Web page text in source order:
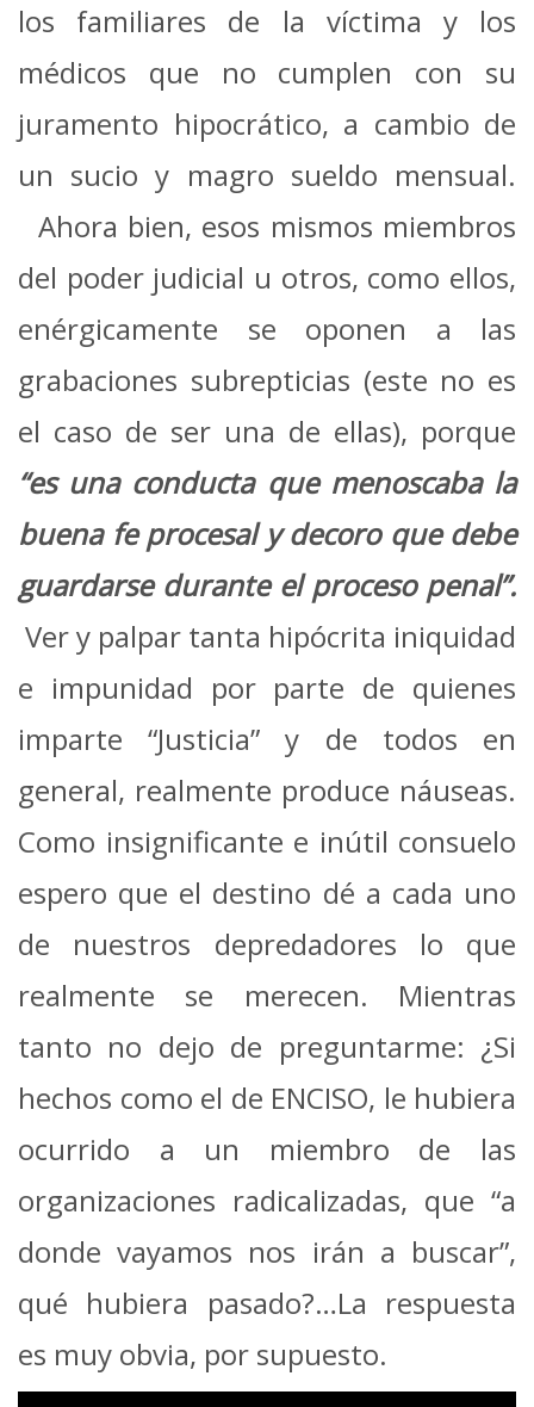
los familiares de la víctima y los
médicos que no cumplen con su
juramento hipocrático, a cambio de
un sucio y magro sueldo mensual.
Ahora bien, esos mismos miembros
del poder judicial u otros, como ellos,
enérgicamente se oponen a las
grabaciones subrepticias (este no es
el caso de ser una de ellas), porque
“es una conducta que menoscaba la
buena fe procesal y decoro que debe
guardarse durante el proceso penal”.
Ver y palpar tanta hipócrita iniquidad
e impunidad por parte de quienes
imparte “Justicia” y de todos en
general, realmente produce náuseas.
Como insignificante e inútil consuelo
espero que el destino dé a cada uno
de nuestros depredadores lo que
realmente se merecen. Mientras
tanto no dejo de preguntarme: ¿Si
hechos como el de ENCISO, le hubiera
ocurrido a un miembro de las
organizaciones radicalizadas, que “a
donde vayamos nos irán a buscar”,
qué hubiera pasado?…La respuesta
es muy obvia, por supuesto.